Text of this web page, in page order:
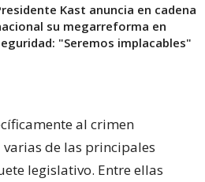
Kast anuncia en cadena
su megarreforma en
"Seremos implacables"
al crimen
de las principales
legislativo. Entre ellas